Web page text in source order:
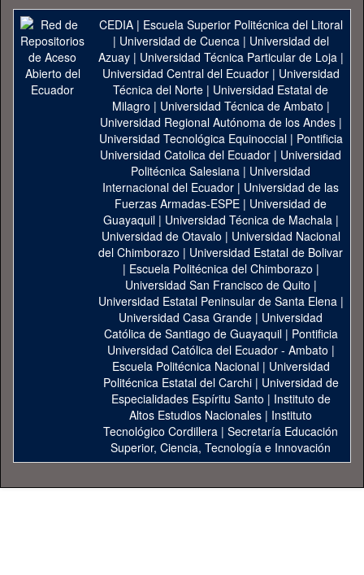
CEDIA| Escuela Superior Politécnica del Litoral
| Universidad de Cuenca| Universidad del
Azuay| Universidad Técnica Particular de Loja|
Universidad Central del Ecuador| Universidad
Técnica del Norte | Universidad Estatal de
Milagro | Universidad Técnica de Ambato |
Universidad Regional Autónoma de los Andes|
Universidad Tecnológica Equinoccial| Pontificia
Universidad Catolica del Ecuador | Universidad
Politécnica Salesiana | Universidad
Internacional del Ecuador | Universidad de las
Fuerzas Armadas-ESPE | Universidad de
Guayaquil| Universidad Técnica de Machala|
Universidad de Otavalo | Universidad Nacional
del Chimborazo | Universidad Estatal de Bolivar
| Escuela Politécnica del Chimborazo |
Universidad San Francisco de Quito |
Universidad Estatal Peninsular de Santa Elena|
Universidad Casa Grande | Universidad
Católica de Santiago de Guayaquil| Pontificia
Universidad Católica del Ecuador - Ambato |
Escuela Politécnica Nacional| Universidad
Politécnica Estatal del Carchi| Universidad de
Especialidades Espíritu Santo | Instituto de
Altos Estudios Nacionales | Instituto
Tecnológico Cordillera | Secretaría Educación
Superior, Ciencia, Tecnología e Innovación